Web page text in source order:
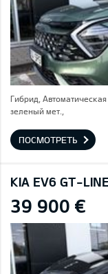
Гибрид, Автоматическая
зеленый мет.,
ПОСМОТРЕТЬ
KIA EV6 GT-
39 900 €